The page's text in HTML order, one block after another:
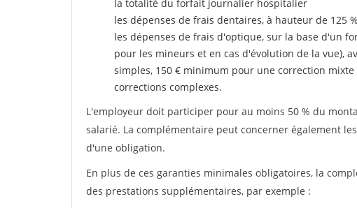
la totalité du forfait journalier hospitalier
les dépenses de frais dentaires, à hauteur de 125
les dépenses de frais d'optique, sur la base d'un
pour les mineurs et en cas d'évolution de la vue),
simples, 150 € minimum pour une correction
corrections complexes.
L'employeur doit participer pour au moins 50 % du
salarié. La complémentaire peut concerner également
d'une obligation.
En plus de ces garanties minimales obligatoires, la
des prestations supplémentaires, par exemple :